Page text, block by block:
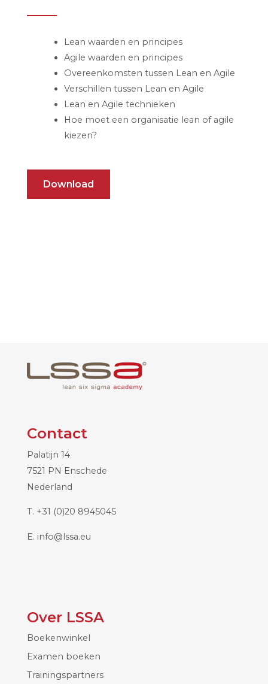
Lean waarden en principes
Agile waarden en principes
Overeenkomsten tussen Lean en Agile
Verschillen tussen Lean en Agile
Lean en Agile technieken
Hoe moet een organisatie lean of agile
kiezen?
Download
Contact
Palatijn 14
7521 PN Enschede
Nederland
T. +31 (0)20 8945045
E. info@lssa.eu
Over LSSA
Boekenwinkel
Examen boeken
Trainingspartners